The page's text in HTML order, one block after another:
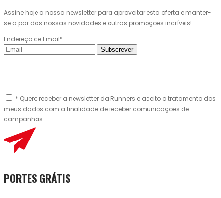
Assine hoje a nossa newsletter para aproveitar esta oferta e manter-
se a par das nossas novidades e outras promoções incríveis!
Endereço de Email*:
Subscrever
* Quero receber a newsletter da Runners e aceito o tratamento dos
meus dados com a finalidade de receber comunicações de
campanhas.
PORTES GRÁTIS